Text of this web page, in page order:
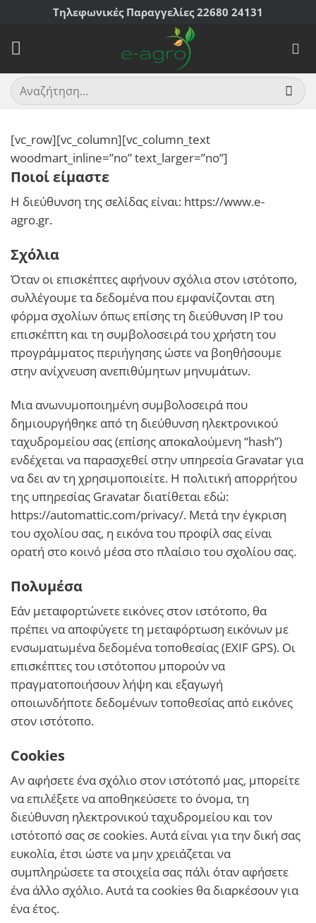
Μετάβαση
περιεχόμενο
Τηλεφωνικές Παραγγελίες 22680 24131
Αναζήτηση
για:
[vc_row][vc_column][vc_column_text
woodmart_inline=”no” text_larger=”no”]
Ποιοί είμαστε
Η διεύθυνση της σελίδας είναι: https://www.e-
agro.gr.
Σχόλια
Όταν οι επισκέπτες αφήνουν σχόλια στον ιστότοπο,
συλλέγουμε τα δεδομένα που εμφανίζονται στη
φόρμα σχολίων όπως επίσης τη διεύθυνση IP του
επισκέπτη και τη συμβολοσειρά του χρήστη του
προγράμματος περιήγησης ώστε να βοηθήσουμε
στην ανίχνευση ανεπιθύμητων μηνυμάτων.
Μια ανωνυμοποιημένη συμβολοσειρά που
δημιουργήθηκε από τη διεύθυνση ηλεκτρονικού
ταχυδρομείου σας (επίσης αποκαλούμενη “hash”)
ενδέχεται να παρασχεθεί στην υπηρεσία Gravatar για
να δει αν τη χρησιμοποιείτε. Η πολιτική απορρήτου
της υπηρεσίας Gravatar διατίθεται εδώ:
https://automattic.com/privacy/. Μετά την έγκριση
του σχολίου σας, η εικόνα του προφίλ σας είναι
ορατή στο κοινό μέσα στο πλαίσιο του σχολίου σας.
Πολυμέσα
Εάν μεταφορτώνετε εικόνες στον ιστότοπο, θα
πρέπει να αποφύγετε τη μεταφόρτωση εικόνων με
ενσωματωμένα δεδομένα τοποθεσίας (EXIF GPS). Οι
επισκέπτες του ιστότοπου μπορούν να
πραγματοποιήσουν λήψη και εξαγωγή
οποιωνδήποτε δεδομένων τοποθεσίας από εικόνες
στον ιστότοπο.
Cookies
Αν αφήσετε ένα σχόλιο στον ιστότοπό μας, μπορείτε
να επιλέξετε να αποθηκεύσετε το όνομα, τη
διεύθυνση ηλεκτρονικού ταχυδρομείου και τον
ιστότοπό σας σε cookies. Αυτά είναι για την δική σας
ευκολία, έτσι ώστε να μην χρειάζεται να
συμπληρώσετε τα στοιχεία σας πάλι όταν αφήσετε
ένα άλλο σχόλιο. Αυτά τα cookies θα διαρκέσουν για
ένα έτος.